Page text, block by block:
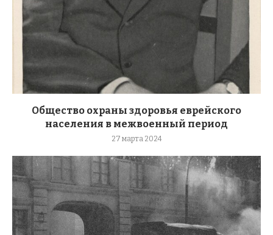
Общество охраны здоровья еврейского
населения в межвоенный период
27 марта 2024